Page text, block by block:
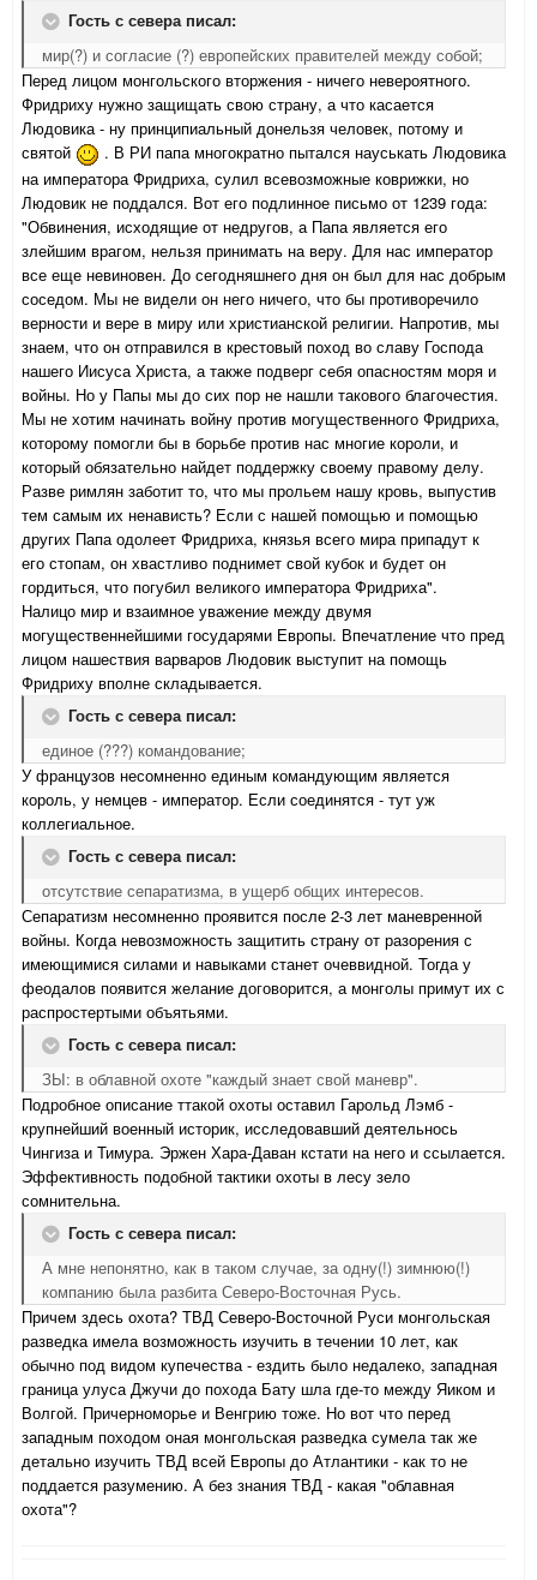
Гость с севера писал:
мир(?) и согласие (?) европейских правителей между собой;
Перед лицом монгольского вторжения - ничего невероятного.
Фридриху нужно защищать свою страну, а что касается
Людовика - ну принципиальный донельзя человек, потому и
святой
. В РИ папа многократно пытался науськать Людовика
на императора Фридриха, сулил всевозможные коврижки, но
Людовик не поддался. Вот его подлинное письмо от 1239 года:
"Обвинения, исходящие от недругов, а Папа является его
злейшим врагом, нельзя принимать на веру. Для нас император
все еще невиновен. До сегодняшнего дня он был для нас добрым
соседом. Мы не видели он него ничего, что бы противоречило
верности и вере в миру или христианской религии. Напротив, мы
знаем, что он отправился в крестовый поход во славу Господа
нашего Иисуса Христа, а также подверг себя опасностям моря и
войны. Но у Папы мы до сих пор не нашли такового благочестия.
Мы не хотим начинать войну против могущественного Фридриха,
которому помогли бы в борьбе против нас многие короли, и
который обязательно найдет поддержку своему правому делу.
Разве римлян заботит то, что мы прольем нашу кровь, выпустив
тем самым их ненависть? Если с нашей помощью и помощью
других Папа одолеет Фридриха, князья всего мира припадут к
его стопам, он хвастливо поднимет свой кубок и будет он
гордиться, что погубил великого императора Фридриха".
Налицо мир и взаимное уважение между двумя
могущественнейшими государями Европы. Впечатление что пред
лицом нашествия варваров Людовик выступит на помощь
Фридриху вполне складывается.
Гость с севера писал:
единое (???) командование;
У французов несомненно единым командующим является
король, у немцев - император. Если соединятся - тут уж
коллегиальное.
Гость с севера писал:
отсутствие сепаратизма, в ущерб общих интересов.
Сепаратизм несомненно проявится после 2-3 лет маневренной
войны. Когда невозможность защитить страну от разорения с
имеющимися силами и навыками станет очеввидной. Тогда у
феодалов появится желание договорится, а монголы примут их с
распростертыми объятьями.
Гость с севера писал:
ЗЫ: в облавной охоте "каждый знает свой маневр".
Подробное описание ттакой охоты оставил Гарольд Лэмб -
крупнейший военный историк, исследовавший деятельнось
Чингиза и Тимура. Эржен Хара-Даван кстати на него и ссылается.
Эффективность подобной тактики охоты в лесу зело
сомнительна.
Гость с севера писал:
А мне непонятно, как в таком случае, за одну(!) зимнюю(!)
компанию была разбита Северо-Восточная Русь.
Причем здесь охота? ТВД Северо-Восточной Руси монгольская
разведка имела возможность изучить в течении 10 лет, как
обычно под видом купечества - ездить было недалеко, западная
граница улуса Джучи до похода Бату шла где-то между Яиком и
Волгой. Причерноморье и Венгрию тоже. Но вот что перед
западным походом оная монгольская разведка сумела так же
детально изучить ТВД всей Европы до Атлантики - как то не
поддается разумению. А без знания ТВД - какая "облавная
охота"?